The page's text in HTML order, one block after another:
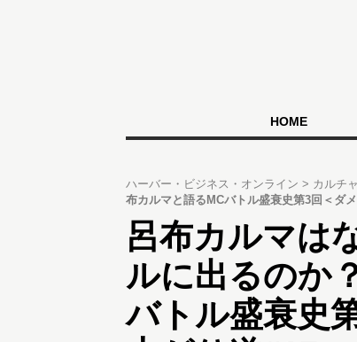
HOME
ハーバー・ビジネス・オンライン カルチ
布カルマと語るMCバトル盛衰史第3回＜ダ
呂布カルマは
ルに出るのか
バトル盛衰史